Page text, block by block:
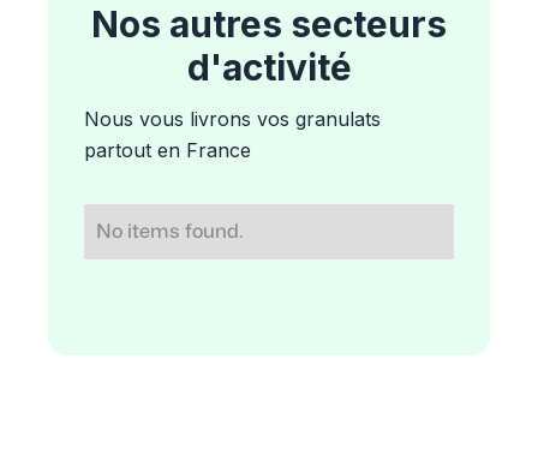
Nos autres secteurs
d'activité
Nous vous livrons vos granulats
partout en France
No items found.